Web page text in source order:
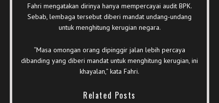
Fahri mengatakan dirinya hanya mempercayai audit BPK.
Sebab, lembaga tersebut diberi mandat undang-undang
untuk menghitung kerugian negara.
“Masa omongan orang dipinggir jalan lebih percaya
dibanding yang diberi mandat untuk menghitung kerugian, ini
khayalan,” kata Fahri.
Related Posts